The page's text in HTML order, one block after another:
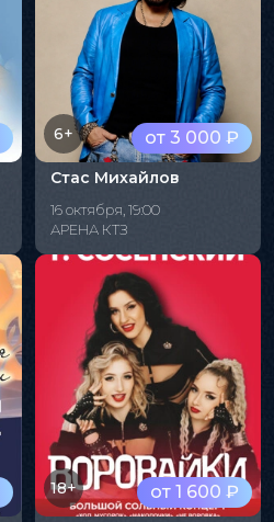
от 3 000 ₽
6+
Стас Михайлов
16 октября, 19:00
АРЕНА КТЗ
от 1 600 ₽
18+